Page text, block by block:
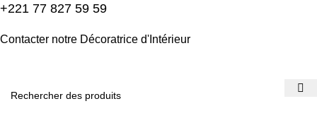
+221 77 827 59 59
Contacter notre Décoratrice d'Intérieur